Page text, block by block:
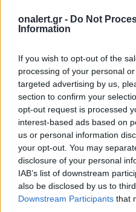
onalert.gr - Do Not
Information
If you wish to opt-out of the
processing of your personal
targeted advertising by us,
section to confirm your
opt-out request is processed
interest-based ads based on
us or personal information
your opt-out. You may
disclosure of your personal
IAB’s list of downstream
also be disclosed by us to
Downstream Participants that
πραγματικότητα
υπαρχόντων προϊόντων,
«Εμείς πρέπει να
SAFE II», ανέφερε,
τη δυνατότητανα έχουμε
ιδίως σε προϊόντα νέας
μπορούμε να
συνεχίσει να υπάρχει
επόμενα χρόνια. Αυτή
χρειαζόμαστε και
ανθρώπους που θέλουν
δημιουργήσουν εταιρική
παράξουν μεταφέροντας